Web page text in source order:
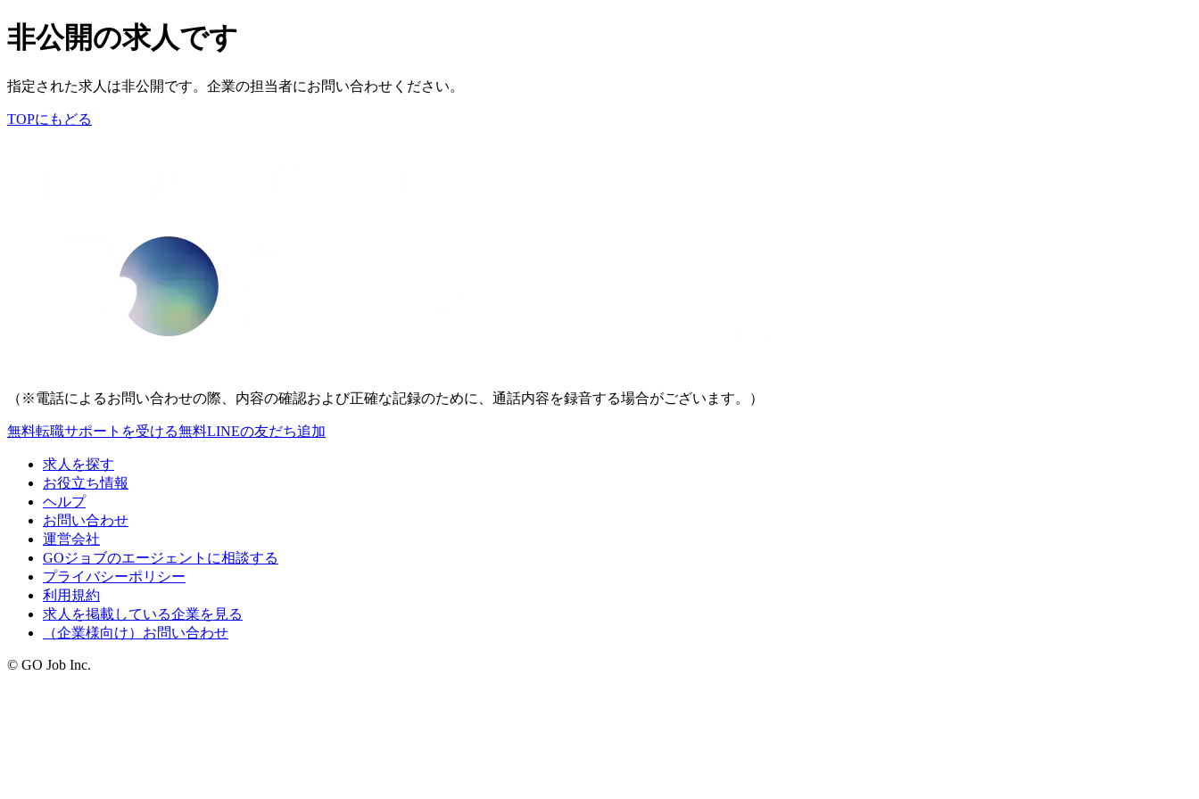
非公開の求人です
指定された求人は非公開です。企業の担当者にお問い合わせください。
TOPにもどる
（※電話によるお問い合わせの際、内容の確認および正確な記録のために、通話内容を録音する場合がございます。）
無料転職サポートを受ける無料LINEの友だち追加
求人を探す
お役立ち情報
ヘルプ
お問い合わせ
運営会社
GOジョブのエージェントに相談する
プライバシーポリシー
利用規約
求人を掲載している企業を見る
（企業様向け）お問い合わせ
© GO Job Inc.